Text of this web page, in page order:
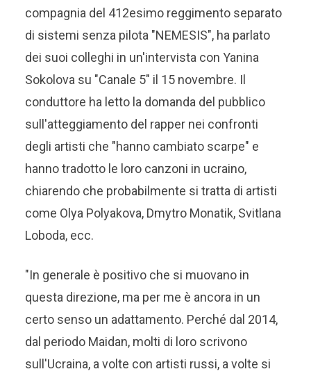
compagnia del 412esimo reggimento separato
di sistemi senza pilota "NEMESIS", ha parlato
dei suoi colleghi in un'intervista con Yanina
Sokolova su "Canale 5" il 15 novembre. Il
conduttore ha letto la domanda del pubblico
sull'atteggiamento del rapper nei confronti
degli artisti che "hanno cambiato scarpe" e
hanno tradotto le loro canzoni in ucraino,
chiarendo che probabilmente si tratta di artisti
come Olya Polyakova, Dmytro Monatik, Svitlana
Loboda, ecc.
"In generale è positivo che si muovano in
questa direzione, ma per me è ancora in un
certo senso un adattamento. Perché dal 2014,
dal periodo Maidan, molti di loro scrivono
sull'Ucraina, a volte con artisti russi, a volte si